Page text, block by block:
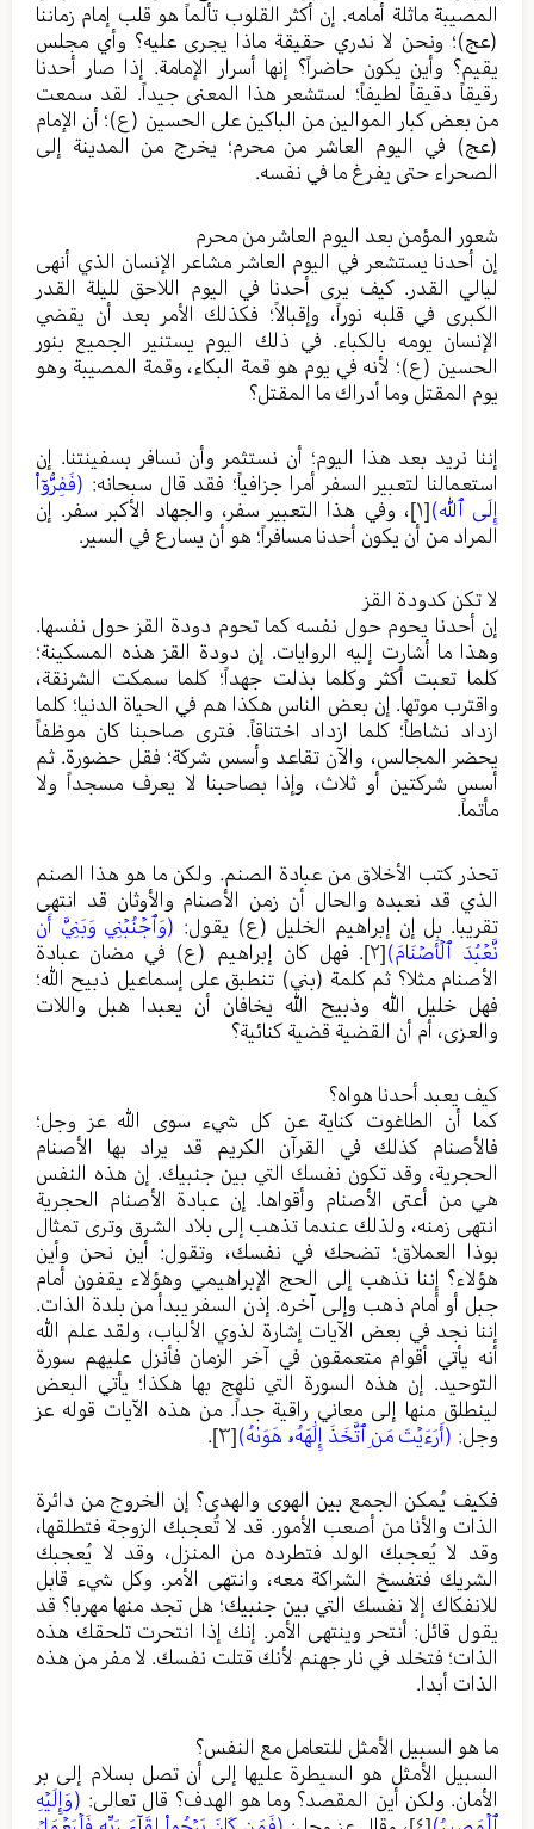
المصيبة ماثلة أمامه. إن أكثر القلوب تألماً هو قلب إمام زماننا
(عج)؛ ونحن لا ندري حقيقة ماذا يجرى عليه؟ وأي مجلس
يقيم؟ وأين يكون حاضراً؟ إنها أسرار الإمامة. إذا صار أحدنا
رقيقاً دقيقاً لطيفاً؛ لستشعر هذا المعنى جيداً. لقد سمعت
من بعض كبار الموالين من الباكين على الحسين (ع)؛ أن الإمام
(عج) في اليوم العاشر من محرم؛ يخرج من المدينة إلى
الصحراء حتى يفرغ ما في نفسه.
شعور المؤمن بعد اليوم العاشر من محرم
إن أحدنا يستشعر في اليوم العاشر مشاعر الإنسان الذي أنهى
ليالي القدر. كيف يرى أحدنا في اليوم اللاحق لليلة القدر
الكبرى في قلبه نوراً، وإقبالاً؛ فكذلك الأمر بعد أن يقضي
الإنسان يومه بالكباء. في ذلك اليوم يستنير الجميع بنور
الحسين (ع)؛ لأنه في يوم هو قمة البكاء، وقمة المصيبة وهو
يوم المقتل وما أدراك ما المقتل؟
إننا نريد بعد هذا اليوم؛ أن نستثمر وأن نسافر بسفينتنا. إن
استعمالنا لتعبير السفر أمرا جزافياً؛ فقد قال سبحانه: (فَفِرُّوٓاْ
إِلَى ٱلله)[١] ، وفي هذا التعبير سفر، والجهاد الأكبر سفر. إن
المراد من أن يكون أحدنا مسافراً؛ هو أن يسارع في السير.
لا تكن كدودة القز
إن أحدنا يحوم حول نفسه كما تحوم دودة القز حول نفسها.
وهذا ما أشارت إليه الروايات. إن دودة القز هذه المسكينة؛
كلما تعبت أكثر وكلما بذلت جهداً؛ كلما سمكت الشرنقة،
واقترب موتها. إن بعض الناس هكذا هم في الحياة الدنيا؛ كلما
ازداد نشاطاً؛ كلما ازداد اختناقاً. فترى صاحبنا كان موظفاً
يحضر المجالس، والآن تقاعد وأسس شركة؛ فقل حضورة. ثم
أسس شركتين أو ثلاث، وإذا بصاحبنا لا يعرف مسجداً ولا
مأتماً.
تحذر كتب الأخلاق من عبادة الصنم. ولكن ما هو هذا الصنم
الذي قد نعبده والحال أن زمن الأصنام والأوثان قد انتهى
تقريبا. بل إن إبراهيم الخليل (ع) يقول: (وَٱجۡنُبۡنِي وَبَنِيَّ أَن
نَّعۡبُدَ ٱلۡأَصۡنَامَ)[٢]
. فهل كان إبراهيم (ع) في مضان عبادة
الأصنام مثلا؟ ثم كلمة (بني) تنطبق على إسماعيل ذبيح الله؛
فهل خليل الله وذبيح الله يخافان أن يعبدا هبل واللات
والعزى، أم أن القضية قضية كنائية؟
كيف يعبد أحدنا هواه؟
كما أن الطاغوت كناية عن كل شيء سوى الله عز وجل؛
فالأصنام كذلك في القرآن الكريم قد يراد بها الأصنام
الحجرية، وقد تكون نفسك التي بين جنبيك. إن هذه النفس
هي من أعتى الأصنام وأقواها. إن عبادة الأصنام الحجرية
انتهى زمنه، ولذلك عندما تذهب إلى بلاد الشرق وترى تمثال
بوذا العملاق؛ تضحك في نفسك، وتقول: أين نحن وأين
هؤلاء؟ إننا نذهب إلى الحج الإبراهيمي وهؤلاء يقفون أمام
جبل أو أمام ذهب وإلى آخره. إذن السفر يبدأ من بلدة الذات.
إننا نجد في بعض الآيات إشارة لذوي الألباب، ولقد علم الله
أنه يأتي أقوام متعمقون في آخر الزمان فأنزل عليهم سورة
التوحيد. إن هذه السورة التي نلهج بها هكذا؛ يأتي البعض
لينطلق منها إلى معاني راقية جداً. من هذه الآيات قوله عز
وجل: (أَرَءَيۡتَ مَنِ ٱتَّخَذَ إِلَٰهَهُۥ هَوَىٰهُ)[٣] .
فكيف يُمكن الجمع بين الهوى والهدى؟ إن الخروج من دائرة
الذات والأنا من أصعب الأمور. قد لا تُعجبك الزوجة فتطلقها،
وقد لا يُعجبك الولد فتطرده من المنزل، وقد لا يُعجبك
الشريك فتفسخ الشراكة معه، وانتهى الأمر. وكل شيء قابل
للانفكاك إلا نفسك التي بين جنبيك؛ هل تجد منها مهربا؟ قد
يقول قائل: أنتحر وينتهى الأمر. إنك إذا انتحرت تلحقك هذه
الذات؛ فتخلد في نار جهنم لأنك قتلت نفسك. لا مفر من هذه
الذات أبدا.
ما هو السبيل الأمثل للتعامل مع النفس؟
السبيل الأمثل هو السيطرة عليها إلى أن تصل بسلام إلى بر
الأمان. ولكن أين المقصد؟ وما هو الهدف؟ قال تعالى: (وَإِلَيۡهِ